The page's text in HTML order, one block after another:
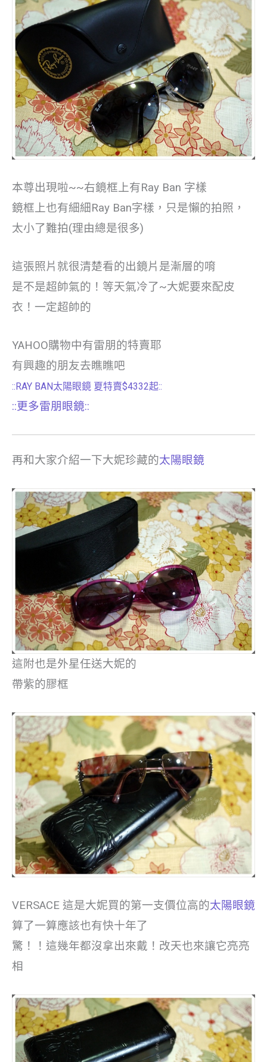
本尊出現啦~~右鏡框上有Ray Ban 字樣
鏡框上也有細細Ray Ban字樣，只是懶的拍照，
太小了難拍(理由總是很多)
這張照片就很清楚看的出鏡片是漸層的唷
是不是超帥氣的！等天氣冷了~大妮要來配皮
衣！一定超帥的
YAHOO購物中有雷朋的特賣耶
有興趣的朋友去瞧瞧吧
::RAY BAN太陽眼鏡 夏特賣$4332起::
::更多雷朋眼鏡::
再和大家介紹一下大妮珍藏的太陽眼鏡
這附也是外星任送大妮的
帶紫的膠框
VERSACE 這是大妮買的第一支價位高的太陽眼鏡
算了一算應該也有快十年了
驚！！這幾年都沒拿出來戴！改天也來讓它亮亮
相